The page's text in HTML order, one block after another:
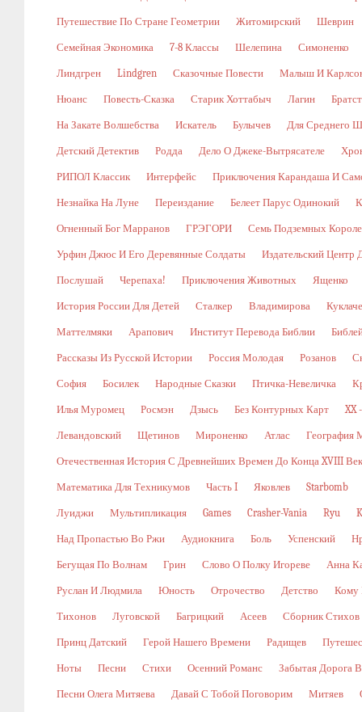
Путешествие По Стране Геометрии Житомирский Шеврин
Семейная Экономика 7-8 Классы Шелепина Симоненко
Линдгрен Lindgren Сказочные Повести Малыш И
Нюанс Повесть-Сказка Старик Хоттабыч Лагин
На Закате Волшебства Искатель Булычев Для Среднего
Детский Детектив Родда Дело О Джеке-Вытрясателе
РИПОЛ Классик Интерфейс Приключения Карандаша И
Незнайка На Луне Переиздание Белеет Парус Одинокий
Огненный Бог Марранов ГРЭГОРИ Семь Подземных
Урфин Джюс И Его Деревянные Солдаты Издательский Центр
Послушай Черепаха! Приключения Животных Ященко
История России Для Детей Сталкер Владимирова
Маттелмяки Арапович Институт Перевода Библии
Рассказы Из Русской Истории Россия Молодая Розанов
София Босилек Народные Сказки Птичка-Невеличка
Илья Муромец Росмэн Дзысь Без Контурных Карт XX
Левандовский Щетинов Мироненко Атлас География
Отечественная История С Древнейших Времен До Конца XVIII
Математика Для Техникумов Часть I Яковлев Starbomb
Луиджи Мультипликация Games Crasher-Vania Ryu
Над Пропастью Во Ржи Аудиокнига Боль Успенский
Бегущая По Волнам Грин Слово О Полку Игореве Анна
Руслан И Людмила Юность Отрочество Детство Кому
Тихонов Луговской Багрицкий Асеев Сборник Стихов
Принц Датский Герой Нашего Времени Радищев
Ноты Песни Стихи Осенний Романс Забытая Дорога
Песни Олега Митяева Давай С Тобой Поговорим Митяев